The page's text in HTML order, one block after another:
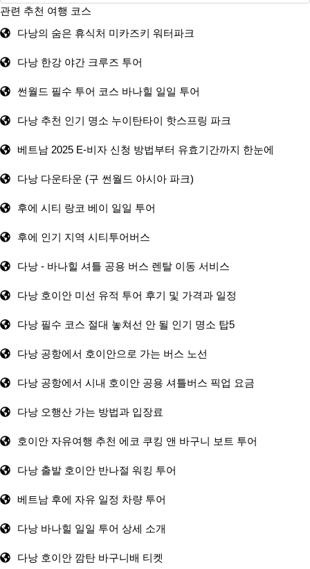
관련 추천 여행 코스
다낭의 숨은 휴식처 미카즈키 워터파크
다낭 한강 야간 크루즈 투어
썬월드 필수 투어 코스 바나힐 일일 투어
다낭 추천 인기 명소 누이탄타이 핫스프링 파크
베트남 2025 E-비자 신청 방법부터 유효기간까지 한눈에
다낭 다운타운 (구 썬월드 아시아 파크)
후에 시티 랑코 베이 일일 투어
후에 인기 지역 시티투어버스
다낭 - 바나힐 셔틀 공용 버스 렌탈 이동 서비스
다낭 호이안 미선 유적 투어 후기 및 가격과 일정
다낭 필수 코스 절대 놓쳐선 안 될 인기 명소 탑5
다낭 공항에서 호이안으로 가는 버스 노선
다낭 공항에서 시내 호이안 공용 셔틀버스 픽업 요금
다낭 오행산 가는 방법과 입장료
호이안 자유여행 추천 에코 쿠킹 앤 바구니 보트 투어
다낭 출발 호이안 반나절 워킹 투어
베트남 후에 자유 일정 차량 투어
다낭 바나힐 일일 투어 상세 소개
다낭 호이안 깜탄 바구니배 티켓